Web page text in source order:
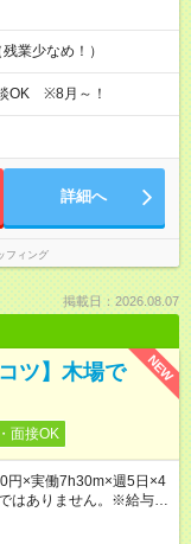
業少なめ！）
OK ※8月～！
詳細へ
フィング
掲載日：2026.08.07
NEW
ツ】木場で
面接OK
×実働7h30m×週5日×4
はありません。※給与即